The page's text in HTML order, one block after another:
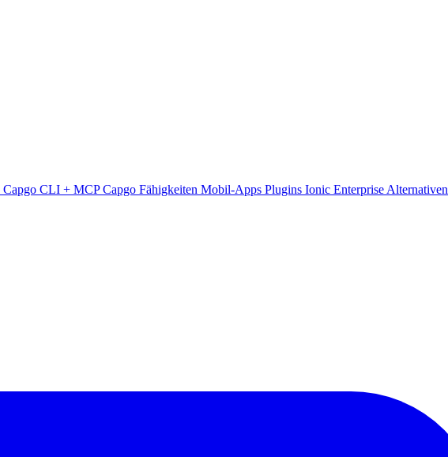
Capgo CLI + MCPCapgo Fähigkeiten Mobil-Apps Plugins Ionic Enterprise Alternativen